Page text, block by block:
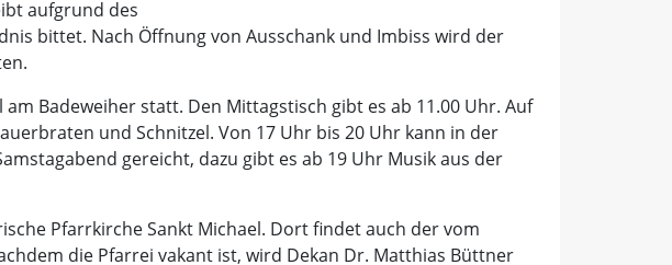
aufgrund des
bittet. Nach Öffnung von Ausschank und Imbiss wird der
Badeweiher statt. Den Mittagstisch gibt es ab 11.00 Uhr. Auf
und Schnitzel. Von 17 Uhr bis 20 Uhr kann in der
gereicht, dazu gibt es ab 19 Uhr Musik aus der
Pfarrkirche Sankt Michael. Dort findet auch der vom
die Pfarrei vakant ist, wird Dekan Dr. Matthias Büttner